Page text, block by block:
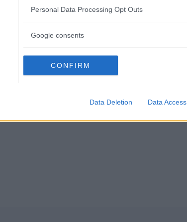
Personal Data Processing Opt Outs
Google consents
CONFIRM
Data Deletion Data Access
MORTADELLA FORMAGGIO